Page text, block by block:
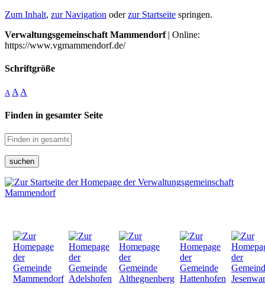
Zum Inhalt, zur Navigation oderzur Startseite springen.
Verwaltungsgemeinschaft Mammendorf| Online:
https://www.vgmammendorf.de/
Schriftgröße
A A A
Finden in gesamter Seite
suchen